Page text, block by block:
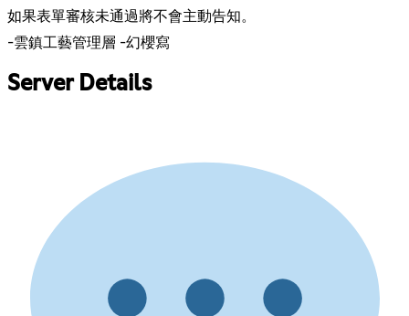
如果表單審核未通過將不會主動告知。
-雲鎮工藝管理層 -幻櫻寫
Server Details